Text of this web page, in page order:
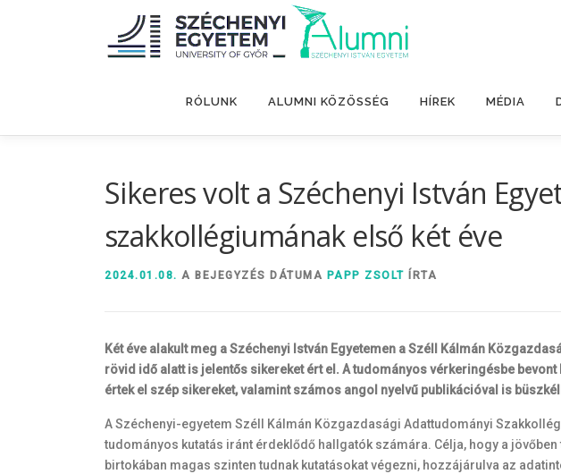
RÓLUNK ALUMNI KÖZÖSSÉG HÍREK MÉDIA
Sikeres volt a Széchenyi István
szakkollégiumának első két éve
2024.01.08. A BEJEGYZÉS DÁTUMA PAPP ZSOLT ÍRTA
Két éve alakult meg a Széchenyi István Egyetemen a Széll Kálmán
rövid idő alatt is jelentős sikereket ért el. A tudományos vérkeringésbe
értek el szép sikereket, valamint számos angol nyelvű publikációval is
A Széchenyi-egyetem Széll Kálmán Közgazdasági Adattudományi
tudományos kutatás iránt érdeklődő hallgatók számára. Célja, hogy a
birtokában magas szinten tudnak kutatásokat végezni, hozzájárulva az